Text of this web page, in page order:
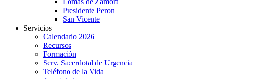
Lomas de Zamora
Presidente Peron
San Vicente
Servicios
Calendario 2026
Recursos
Formación
Serv. Sacerdotal de Urgencia
Teléfono de la Vida